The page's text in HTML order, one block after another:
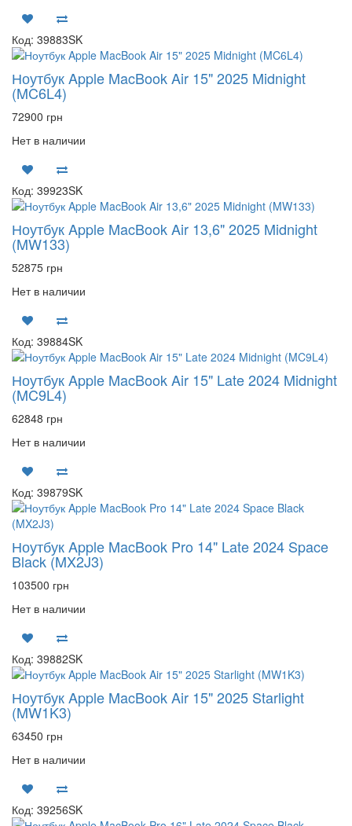
Код: 39883SK
Ноутбук Apple MacBook Air 15" 2025 Midnight
(MC6L4)
72900 грн
Нет в наличии
Код: 39923SK
Ноутбук Apple MacBook Air 13,6" 2025 Midnight
(MW133)
52875 грн
Нет в наличии
Код: 39884SK
Ноутбук Apple MacBook Air 15" Late 2024 Midnight
(MC9L4)
62848 грн
Нет в наличии
Код: 39879SK
Ноутбук Apple MacBook Pro 14" Late 2024 Space
Black (MX2J3)
103500 грн
Нет в наличии
Код: 39882SK
Ноутбук Apple MacBook Air 15" 2025 Starlight
(MW1K3)
63450 грн
Нет в наличии
Код: 39256SK